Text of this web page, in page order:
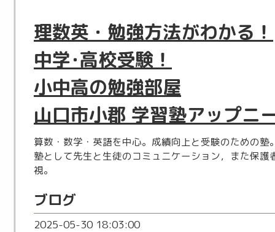
理数英・勉強方法がわかる！
中学･高校受験！
小中高の勉強部屋
山口市小郡 学習塾アップニ
算数・数学・英語を中心。成績向上と受験のための塾
塾として先生と生徒のコミュニケーション，また保護
視。
ブログ
2025-05-30 18:03:00